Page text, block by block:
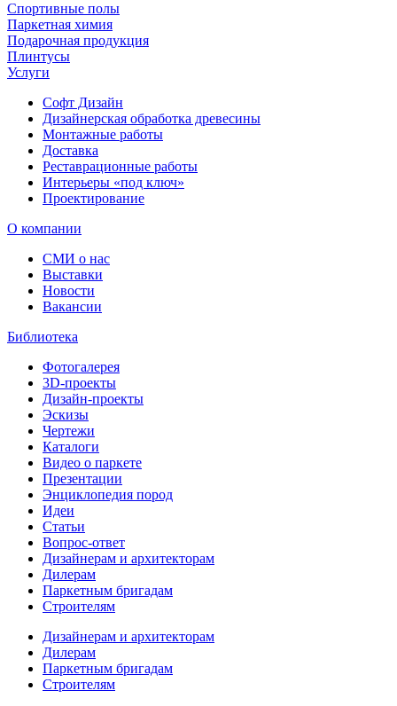
Спортивные полы
Паркетная химия
Подарочная продукция
Плинтусы
Услуги
Софт Дизайн
Дизайнерская обработка древесины
Монтажные работы
Доставка
Реставрационные работы
Интерьеры «под ключ»
Проектирование
О компании
СМИ о нас
Выставки
Новости
Вакансии
Библиотека
Фотогалерея
3D-проекты
Дизайн-проекты
Эскизы
Чертежи
Каталоги
Видео о паркете
Презентации
Энциклопедия пород
Идеи
Статьи
Вопрос-ответ
Дизайнерам и архитекторам
Дилерам
Паркетным бригадам
Строителям
Дизайнерам и архитекторам
Дилерам
Паркетным бригадам
Строителям